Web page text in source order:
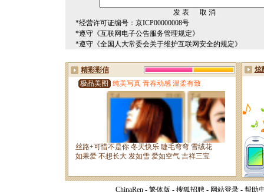
*经营许可证编号：京ICP00000008号
*遵守《互联网电子公告服务管理规定》
*遵守《全国人大常委会关于维护互联网安全的规定》
ChinaRen - 繁体版 - 搜狐招聘 - 网站登录 - 帮助